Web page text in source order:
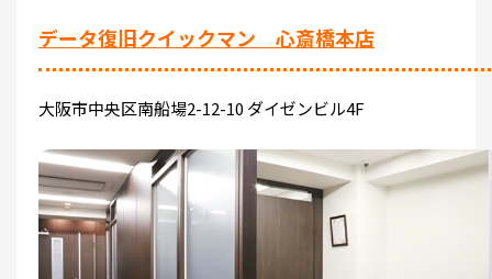
データ復旧クイックマン 心斎橋本店
大阪市中央区南船場2-12-10 ダイゼンビル4F